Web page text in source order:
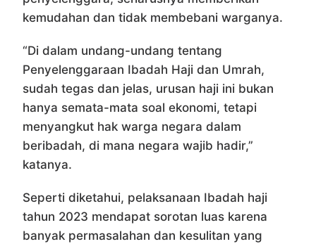
kemudahan dan tidak membebani warganya.
“Di dalam undang-undang tentang
Penyelenggaraan Ibadah Haji dan Umrah,
sudah tegas dan jelas, urusan haji ini bukan
hanya semata-mata soal ekonomi, tetapi
menyangkut hak warga negara dalam
beribadah, di mana negara wajib hadir,”
katanya.
Seperti diketahui, pelaksanaan Ibadah haji
tahun 2023 mendapat sorotan luas karena
banyak permasalahan dan kesulitan yang